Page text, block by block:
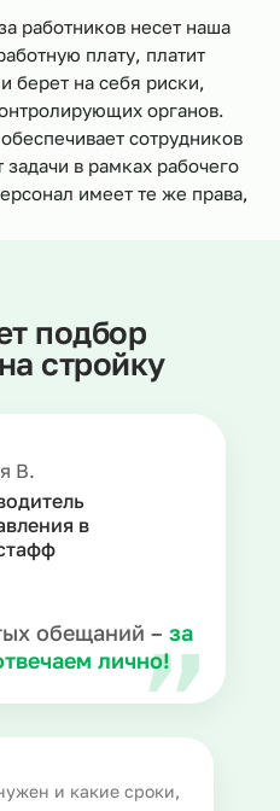
работников несет наша
плату, платит
берет на себя риски,
органов.
сотрудников
в рамках рабочего
имеет те же права,
В.
в
обещаний – за
лично!
подбор
стройку
и какие сроки,